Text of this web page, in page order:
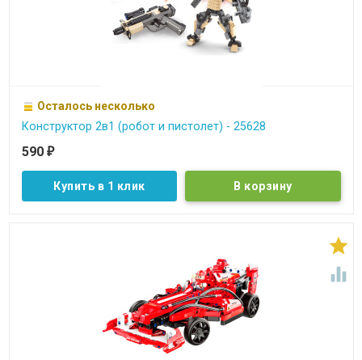
Осталось несколько
Конструктор 2в1 (робот и пистолет) - 25628
590 ₽
Купить в 1 клик

